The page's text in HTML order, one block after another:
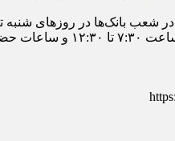
۱۳:۰۰ خواهد […]